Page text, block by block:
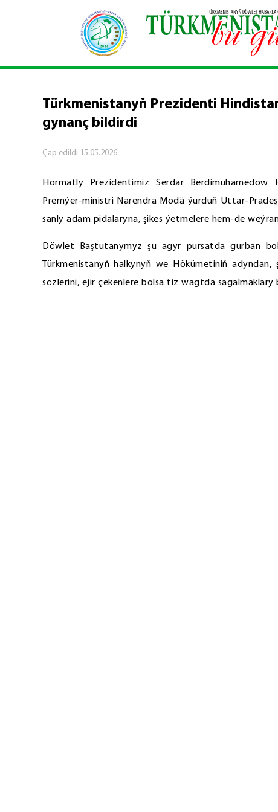
Baş sahypa \ Syýasy habarlar \ Türkmenistanyň
SYÝASY HABARLAR
Türkmenistanyň Prezidenti
gynanç bildirdi
Çap edildi 15.05.2026
Hormatly Prezidentimiz Serdar Berdimuhamedow
Premýer-ministri Narendra Modä ýurduň Uttar-
sanly adam pidalaryna, şikes ýetmelere hem-de
Döwlet Baştutanymyz şu agyr pursatda gurban
Türkmenistanyň halkynyň we Hökümetiniň
sözlerini, ejir çekenlere bolsa tiz wagtda